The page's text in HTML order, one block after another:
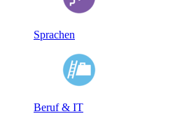
Sprachen
Beruf & IT